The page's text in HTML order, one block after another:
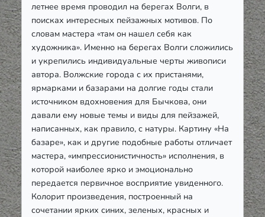
летнее время проводил на берегах Волги, в
поисках интересных пейзажных мотивов. По
словам мастера «там он нашел себя как
художника». Именно на берегах Волги сложились
и укрепились индивидуальные черты живописи
автора. Волжские города с их пристанями,
ярмарками и базарами на долгие годы стали
источником вдохновения для Бычкова, они
давали ему новые темы и виды для пейзажей,
написанных, как правило, с натуры. Картину «На
базаре», как и другие подобные работы отличает
мастера, «импрессионистичность» исполнения, в
которой наиболее ярко и эмоционально
передается первичное восприятие увиденного.
Колорит произведения, построенный на
сочетании ярких синих, зеленых, красных и